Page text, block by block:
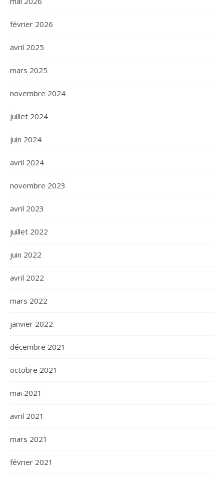
février 2026
avril 2025
mars 2025
novembre 2024
juillet 2024
juin 2024
avril 2024
novembre 2023
avril 2023
juillet 2022
juin 2022
avril 2022
mars 2022
janvier 2022
décembre 2021
octobre 2021
mai 2021
avril 2021
mars 2021
février 2021